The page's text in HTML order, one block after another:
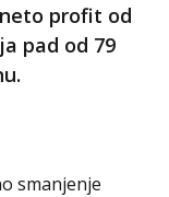
profit od
pad od 79
smanjenje